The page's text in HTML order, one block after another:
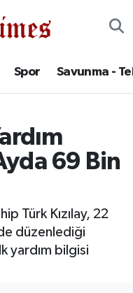
Spor Savunma -
69 Bin
Türk Kızılay, 22
düzenlediği
yardım bilgisi